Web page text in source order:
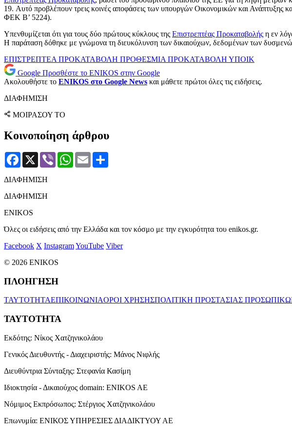
19. Αυτό προβλέπουν τρεις κοινές αποφάσεις των υπουργών Οικονομικών και
ΦΕΚ Β’ 5224).
Υπενθυμίζεται ότι για τους δύο πρώτους κύκλους της Επιστρεπτέας Προκαταβολής η εν
Η παράταση δόθηκε με γνώμονα τη διευκόλυνση των δικαιούχων, δεδομένων των
ΕΠΙΣΤΡΕΠΤΕΑ ΠΡΟΚΑΤΑΒΟΛΗ ΠΡΟΘΕΣΜΙΑ ΠΡΟΚΑΤΑΒΟΛΗ ΥΠΟΙΚ
Google Προσθέστε το ENIKOS στην Google
Ακολουθήστε το ENIKOS στο Google News και μάθετε πρώτοι όλες τις ειδήσεις.
ΔΙΑΦΗΜΙΣΗ
ΜΟΙΡΑΣΟΥ ΤΟ
Κοινοποίηση άρθρου
Facebook
X Viber WhatsApp
Email
ΔΙΑΦΗΜΙΣΗ
ΔΙΑΦΗΜΙΣΗ
ENIKOS
Όλες οι ειδήσεις από την Ελλάδα και τον κόσμο με την εγκυρότητα του enikos.gr.
Facebook X InstagramYouTube Viber
© 2026 ENIKOS
ΠΛΟΗΓΗΣΗ
ΤΑΥΤΟΤΗΤΑΕΠΙΚΟΙΝΩΝΙΑΟΡΟΙ ΧΡΗΣΗΣΠΟΛΙΤΙΚΗ ΠΡΟΣΤΑΣΙΑΣ
ΤΑΥΤΟΤΗΤΑ
Εκδότης: Νίκος Χατζηνικολάου
Γενικός Διευθυντής - Διαχειριστής: Μάνος Νιφλής
Διευθύντρια Σύνταξης: Στεφανία Κασίμη
Ιδιοκτησία - Δικαιούχος domain: ENIKOS AE
Νόμιμος Εκπρόσωπος: Στέργιος Χατζηνικολάου
Επωνυμία: ΕΝΙΚΟΣ ΥΠΗΡΕΣΙΕΣ ΔΙΑΔΙΚΤΥΟΥ ΑΕ